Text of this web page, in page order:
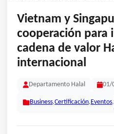
Vietnam y
cooperación para
cadena de valor
internacional
Departamento Halal 01/
Business,Certificación, Eventos,